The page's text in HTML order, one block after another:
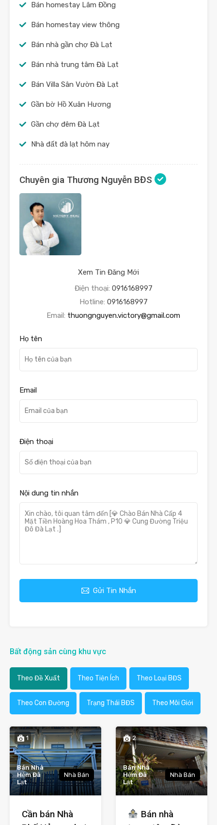
Bán homestay Lâm Đồng
Bán homestay view thông
Bán nhà gần chợ Đà Lạt
Bán nhà trung tâm Đà Lạt
Bán Villa Sân Vườn Đà Lạt
Gần bờ Hồ Xuân Hương
Gần chợ đêm Đà Lạt
Nhà đất đà lạt hôm nay
Chuyên gia Thương Nguyễn BĐS
Xem Tin Đăng Mới
Điện thoại: 0916168997
Hotline: 0916168997
Email: thuongnguyen.victory@gmail.com
Họ tên
Email
Điện thoại
Nội dung tin nhắn
Gửi Tin Nhắn
Bất động sản cùng khu vực
Theo Đề Xuất Theo Tiện Ích Theo Loại BĐS
Theo Con Đường Trạng Thái BĐS Theo Môi Giới
1
Bán Nhà
Hẻm Đà
Lạt
Nhà Bán
Cần bán Nhà
2
Bán Nhà
Hẻm Đà
Lạt
Nhà Bán
Bán nhà